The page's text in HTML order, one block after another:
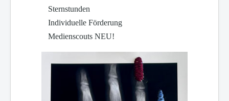
Sternstunden
Individuelle Förderung
Medienscouts NEU!